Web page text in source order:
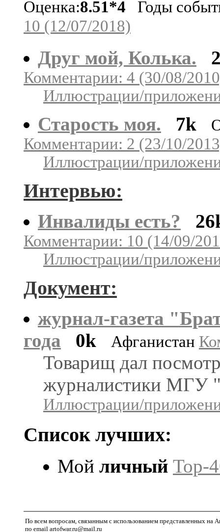
Оценка:8.51*4 Годы
10 (12/07/2018)
Друг мой, Колька.
Комментарии: 4 (30/08/
Иллюстрации/
Старость моя. 7k
Комментарии: 2 (23/10/
Иллюстрации/
Интервью:
Инвалиды есть?
Комментарии: 10 (14/09/
Иллюстрации/
Документ:
журнал-газета
года
0k Афганистан
Товарищ дал
журналистики МГУ
Иллюстрации/
Список лучших:
Мой личный Top-
По всем вопросам, связанным с использованием представленных на
по email artofwar.ru@mail.ru